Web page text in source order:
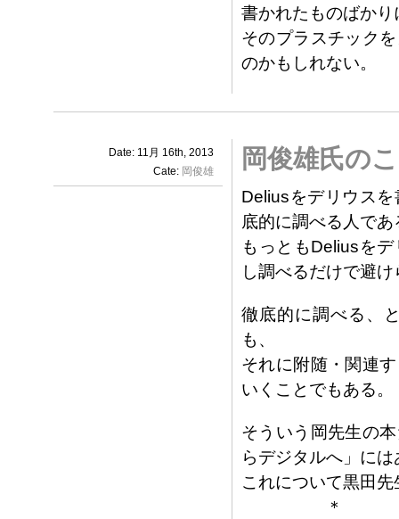
書かれたものばかり
そのプラスチック
のかもしれない。
Date: 11月 16th, 2013
Cate: 岡俊雄 岡俊雄氏の
Deliusをデリウス
底的に調べる人であ
もっともDeliusを
し調べるだけで避
徹底的に調べる、
も、
それに附随・関連
いくことでもある。
そういう岡先生の
らデジタルへ」には
これについて黒田
＊